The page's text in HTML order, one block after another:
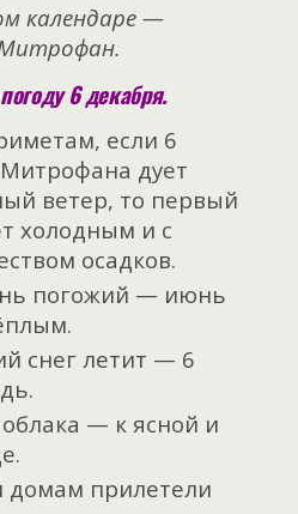
календаре —
6 декабря.
если 6
дует
ветер, то первый
холодным и с
осадков.
погожий — июнь
снег летит — 6
— к ясной и
прилетели